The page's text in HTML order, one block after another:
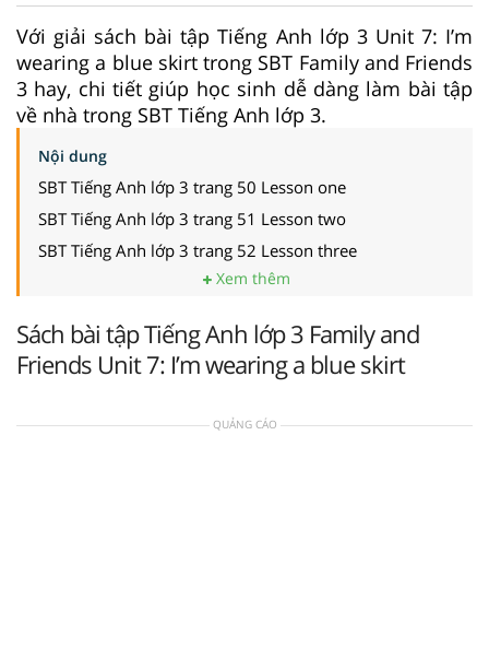
Với giải sách bài tập Tiếng Anh lớp 3 Unit 7: I’m
wearing a blue skirt trong SBT Family and Friends
3 hay, chi tiết giúp học sinh dễ dàng làm bài tập
về nhà trong SBT Tiếng Anh lớp 3.
Nội dung
SBT Tiếng Anh lớp 3 trang 50 Lesson one
SBT Tiếng Anh lớp 3 trang 51 Lesson two
SBT Tiếng Anh lớp 3 trang 52 Lesson three
Xem thêm
Sách bài tập Tiếng Anh lớp 3 Family and
Friends Unit 7: I’m wearing a blue skirt
QUẢNG CÁO